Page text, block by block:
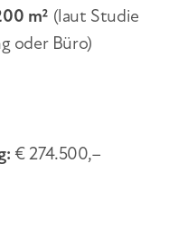
m² (laut Studie
oder Büro)
€ 274.500,–